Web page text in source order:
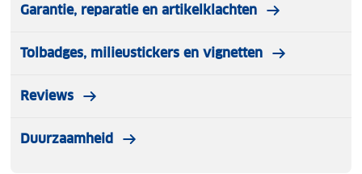
Garantie, reparatie en artikelklachten
Tolbadges, milieustickers en vignetten
Reviews
Duurzaamheid